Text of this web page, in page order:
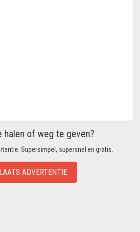
halen of weg te geven?
Supersimpel, supersnel en gratis.
ADVERTENTIE